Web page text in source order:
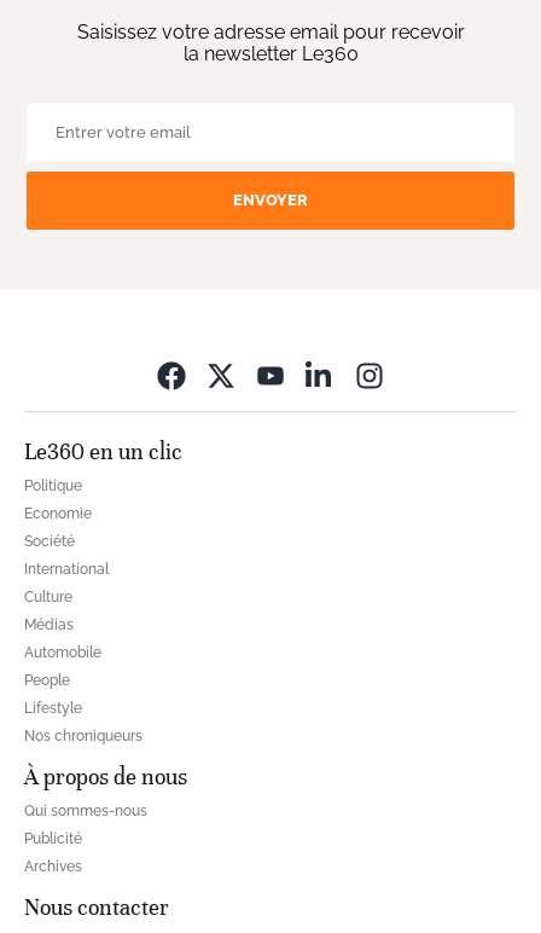
Saisissez votre adresse email pour recevoir
la newsletter Le360
ENVOYER
Le360 en un clic
Politique
Economie
Société
International
Culture
Médias
Automobile
People
Lifestyle
Nos chroniqueurs
À propos de nous
Qui sommes-nous
Publicité
Archives
Nous contacter